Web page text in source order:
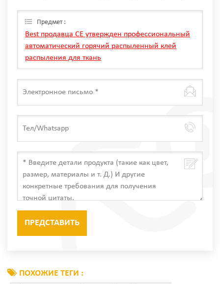
только мы Can.
Предмет :
Best продавца CE утвержден профессиональный
автоматический горячий распыленный клей
распыления для ткань
ПОХОЖИЕ ТЕГИ :